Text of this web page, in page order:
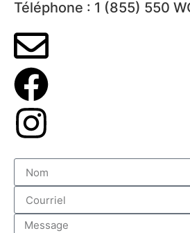
Téléphone : 1 (855) 550